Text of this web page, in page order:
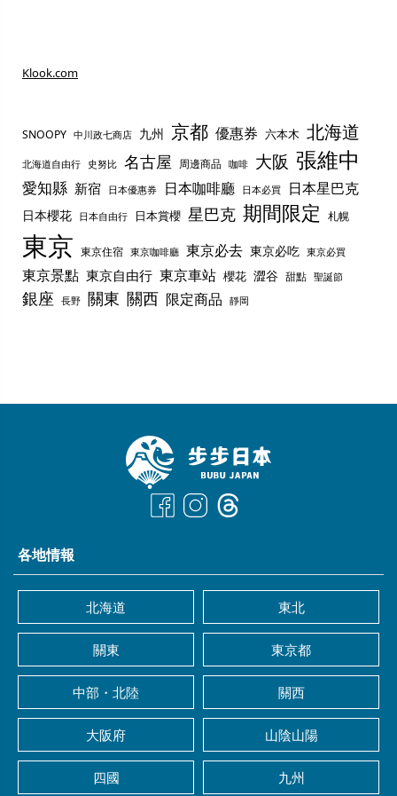
Klook.com
SNOOPY 中川政七商店 九州 京都 優惠券 六本木 北海道
北海道自由行 史努比 名古屋 周邊商品 咖啡 大阪 張維中
愛知縣 新宿 日本優惠券 日本咖啡廳 日本必買 日本星巴克
日本櫻花 日本自由行 日本賞櫻 星巴克 期間限定 札幌
東京 東京住宿 東京咖啡廳 東京必去 東京必吃 東京必買
東京景點 東京自由行 東京車站 櫻花 澀谷 甜點 聖誕節
銀座 長野 關東 關西 限定商品 靜岡
各地情報
北海道 東北
關東 東京都
中部・北陸 關西
大阪府 山陰山陽
四國 九州